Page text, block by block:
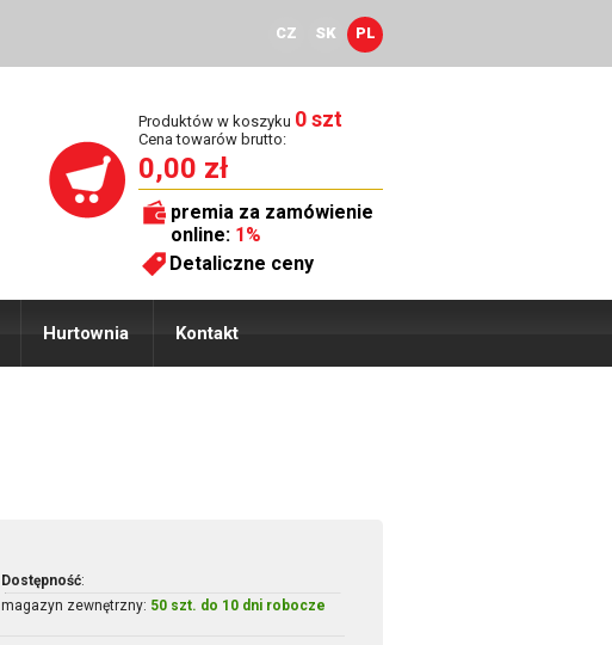
CZ SK PL
Produktów w koszyku 0 szt
Cena towarów brutto:
0,00 zł
premia za zamówienie
online: 1%
Detaliczne ceny
Hurtownia Kontakt
Dostępność:
magazyn zewnętrzny: 50 szt. do 10 dni robocze